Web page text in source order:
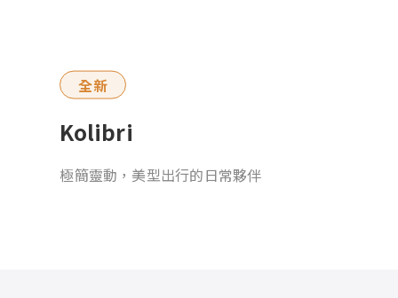
全新
Kolibri
極簡靈動，美型出行的日常夥伴